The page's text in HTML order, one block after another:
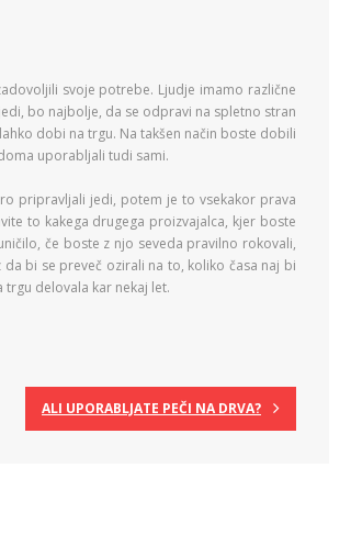
svoje potrebe. Ljudje imamo različne
bo najbolje, da se odpravi na spletno stran
dobi na trgu. Na takšen način boste dobili
uporabljali tudi sami.
pripravljali jedi, potem je to vsekakor prava
to kakega drugega proizvajalca, kjer boste
če boste z njo seveda pravilno rokovali,
bi se preveč ozirali na to, koliko časa naj bi
delovala kar nekaj let.
ALI UPORABLJATE PEČI NA DRVA?